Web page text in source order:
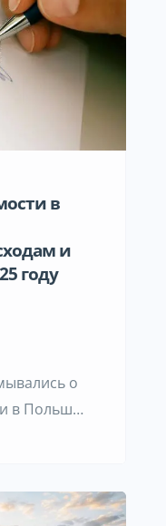
в
и
году
о
в Польше,
другая